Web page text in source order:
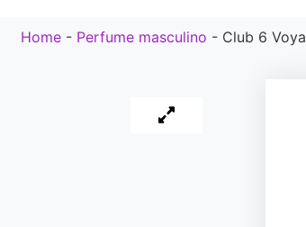
Home- Perfume masculino - Club 6